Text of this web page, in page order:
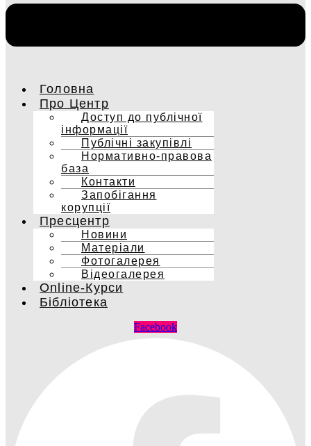
Головна
Про Центр
Доступ до публічної
інформації
Публічні закупівлі
Нормативно-правова
база
Контакти
Запобігання
корупції
Пресцентр
Новини
Матеріали
Фотогалерея
Відеогалерея
Online-Курси
Бібліотека
Facebook